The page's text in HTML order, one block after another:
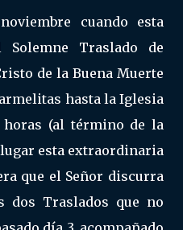
cuando esta
Traslado de
de la Buena Muerte
hasta la Iglesia
(al término de la
esta extraordinaria
que el Señor discurra
Traslados que no